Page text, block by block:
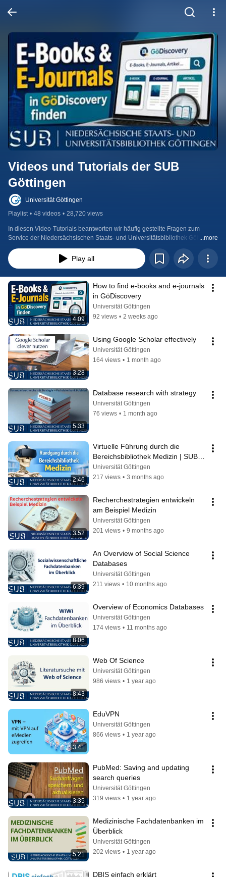
Videos und Tutorials der SUB
Göttingen
Universität Göttingen
Playlist • 48 videos • 28,720 views
In diesen Video-Tutorials beantworten wir häufig gestellte Fragen zum
Service der Niedersächsischen Staats- und Universitätsbibliothek Göttingen
und: Wie ihr diesen am besten nutzen könnt.
...more
Play all
4:09
How to find e-books and e-journals
in GöDiscovery
Universität Göttingen
92 views • 2 weeks ago
3:28
Using Google Scholar effectively
Universität Göttingen
164 views • 1 month ago
5:33
Database research with strategy
Universität Göttingen
76 views • 1 month ago
2:46
Virtuelle Führung durch die
Bereichsbibliothek Medizin | SUB
Göttingen
Universität Göttingen
217 views • 3 months ago
3:52
Recherchestrategien entwickeln
am Beispiel Medizin
Universität Göttingen
201 views • 9 months ago
6:39
An Overview of Social Science
Databases
Universität Göttingen
211 views • 10 months ago
8:06
Overview of Economics Databases
Universität Göttingen
174 views • 11 months ago
8:43
Web Of Science
Universität Göttingen
986 views • 1 year ago
3:41
EduVPN
Universität Göttingen
866 views • 1 year ago
3:35
PubMed: Saving and updating
search queries
Universität Göttingen
319 views • 1 year ago
5:21
Medizinische Fachdatenbanken im
Überblick
Universität Göttingen
202 views • 1 year ago
DBIS einfach erklärt